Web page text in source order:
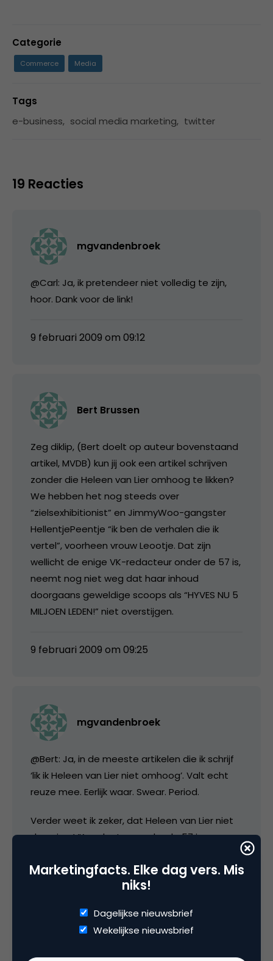
Categorie
Commerce Media
Tags
e-business, social media marketing, twitter
19 Reacties
mgvandenbroek
@Carl: Ja, ik pretendeer niet volledig te zijn,
hoor. Dank voor de link!
9 februari 2009 om 09:12
Bert Brussen
Zeg diklip, (Bert doelt op auteur bovenstaand
artikel, MVDB) kun jij ook een artikel schrijven
zonder die Heleen van Lier omhoog te likken?
We hebben het nog steeds over
“zielsexhibitionist” en JimmyWoo-gangster
HellentjePeentje “ik ben de verhalen die ik
vertel”, voorheen vrouw Leootje. Dat zijn
wellicht de enige VK-redacteur onder de 57 is,
neemt nog niet weg dat haar inhoud
doorgaans geweldige scoops als “HYVES NU 5
MILJOEN LEDEN!” niet overstijgen.
9 februari 2009 om 09:25
mgvandenbroek
@Bert: Ja, in de meeste artikelen die ik schrijf
‘lik ik Heleen van Lier niet omhoog’. Valt echt
reuze mee. Eerlijk waar. Swear. Period.
Verder weet ik zeker, dat Heleen van Lier niet
de enige VK-redacteur onder de 57 is.
Misschien wél de enige die op Twitter zit. Geen
idee. Maar, als ik jou zo lees, dan zou er dus wel
een verband kunnen bestaan tussen de
oppakken van nieuwe webtrends….
9 februari 2009 om 09:36
Marketingfacts. Elke dag vers. Mis
niks!
Dagelijkse nieuwsbrief
Wekelijkse nieuwsbrief